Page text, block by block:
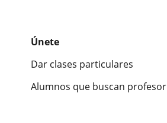
Únete
Dar clases particulares
Alumnos que buscan profesor